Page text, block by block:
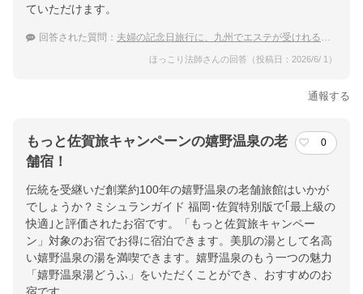
ていただけます。
回答された質問： 夫婦の記念日旅行に、九州でエステが受けれる温泉宿
ほっこり法師さんの回答（投稿日：2026/6/ 1）
通報する
もっと佐賀旅キャンペーンの嬉野温泉の老
舗宿！
0
伝統を受継いだ創業約100年の嬉野温泉の老舗旅館はいかが
でしょうか？ミシュランガイド 福岡･佐賀特別版で｢最上級の
快適｣と評価されたお宿です。「もっと佐賀旅キャンペー
ン」対象のお宿でお得に宿泊できます。美肌の湯として名高
い嬉野温泉の湯を満喫できます。嬉野温泉のもう一つの魅力
「嬉野温泉湯どうふ」をいただくことができ、おすすめのお